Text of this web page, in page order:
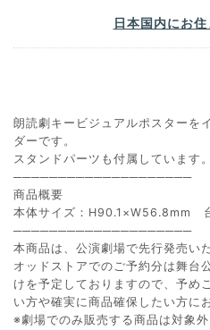
日本国内にお
朗読劇キービジュアルポスターを
ダーです。
スタンドパーツも付属しています。
────────────────────
商品概要
本体サイズ：H90.1×W56.8mm
────────────────────
本商品は、公演劇場で先行発売い
オッドストアでのご予約分は舞台
けを予定しておりますので、予め
い方や確実に商品確保したい方に
※劇場でのみ販売する商品は対象外